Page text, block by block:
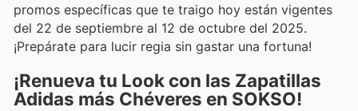
promos específicas que te traigo hoy están vigentes
del 22 de septiembre al 12 de octubre del 2025.
¡Prepárate para lucir regia sin gastar una fortuna!
¡Renueva tu Look con las Zapatillas
Adidas más Chéveres en SOKSO!